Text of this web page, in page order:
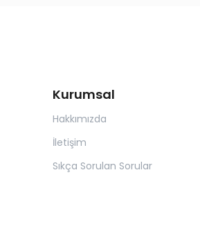
Kurumsal
Hakkımızda
İletişim
Sıkça Sorulan Sorular